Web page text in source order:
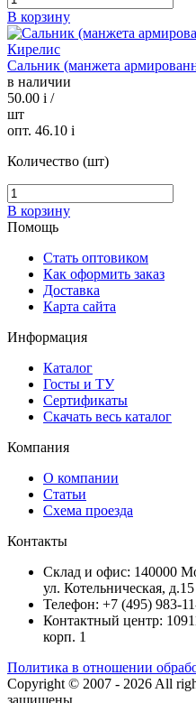
В корзину
Сальник (манжета
в наличии
50.00 i /
шт
опт. 46.10 i
Количество (шт)
В корзину
Помощь
Стать оптовиком
Как оформить заказ
Доставка
Карта сайта
Информация
Каталог
Госты и ТУ
Сертификаты
Скачать весь каталог
Компания
О компании
Статьи
Схема проезда
Контакты
Склад и офис: 140000
ул. Котельническая,
Телефон: +7 (495) 983-
Контактный центр:
корп. 1
Политика в отношении
Copyright © 2007 - 2026 All